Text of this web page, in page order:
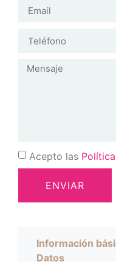
Acepto las
ENVIAR
Información
Datos